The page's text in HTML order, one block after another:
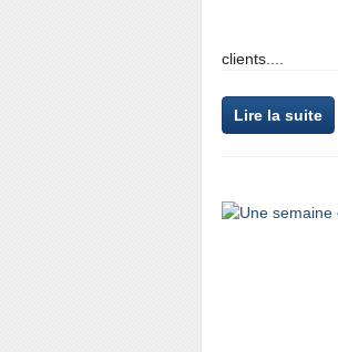
clients....
Lire la suite